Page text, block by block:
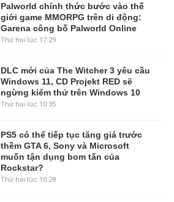
Palworld chính thức bước vào thế
giới game MMORPG trên di động:
Garena công bố Palworld Online
Thứ hai lúc 17:29
DLC mới của The Witcher 3 yêu cầu
Windows 11, CD Projekt RED sẽ
ngừng kiểm thử trên Windows 10
Thứ hai lúc 10:35
PS5 có thể tiếp tục tăng giá trước
thềm GTA 6, Sony và Microsoft
muốn tận dụng bom tấn của
Rockstar?
Thứ hai lúc 10:28